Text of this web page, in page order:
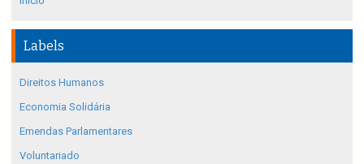
Labels
Direitos Humanos
Economia Solidária
Emendas Parlamentares
Voluntariado